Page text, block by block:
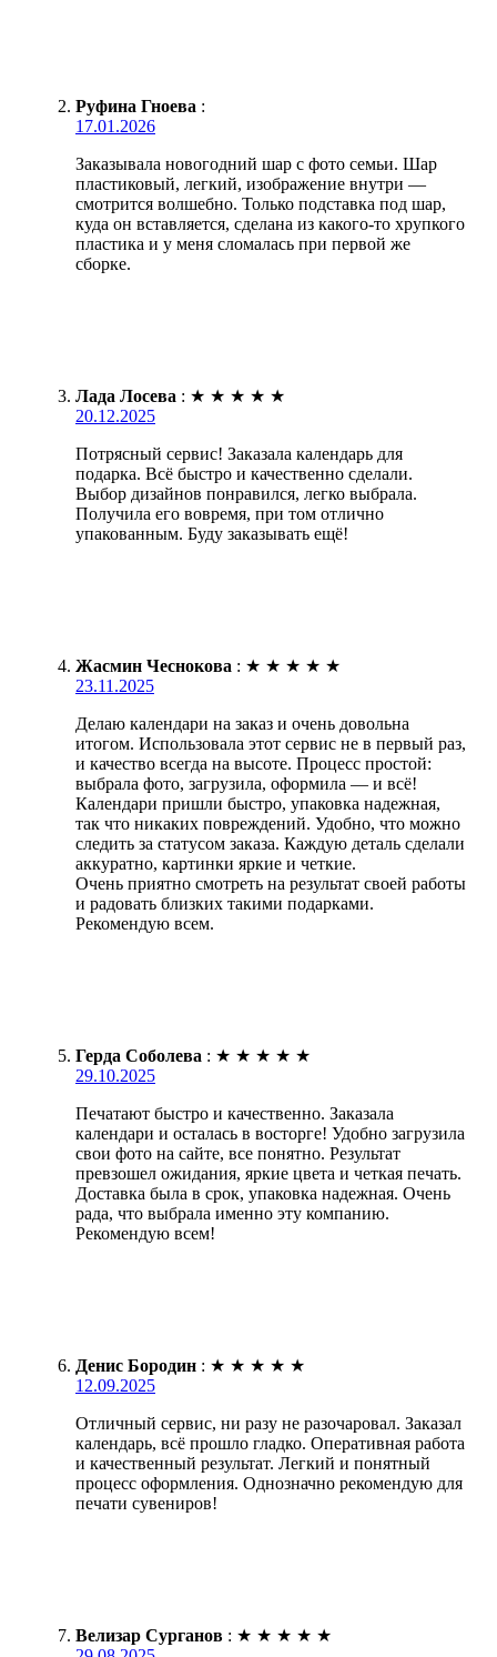
Руфина Гноева :
17.01.2026
Заказывала новогодний шар с фото семьи. Шар
пластиковый, легкий, изображение внутри —
смотрится волшебно. Только подставка под шар,
куда он вставляется, сделана из какого-то хрупкого
пластика и у меня сломалась при первой же
сборке.
Лада Лосева : ★ ★ ★ ★ ★
20.12.2025
Потрясный сервис! Заказала календарь для
подарка. Всё быстро и качественно сделали.
Выбор дизайнов понравился, легко выбрала.
Получила его вовремя, при том отлично
упакованным. Буду заказывать ещё!
Жасмин Чеснокова : ★ ★ ★ ★ ★
23.11.2025
Делаю календари на заказ и очень довольна
итогом. Использовала этот сервис не в первый раз,
и качество всегда на высоте. Процесс простой:
выбрала фото, загрузила, оформила — и всё!
Календари пришли быстро, упаковка надежная,
так что никаких повреждений. Удобно, что можно
следить за статусом заказа. Каждую деталь сделали
аккуратно, картинки яркие и четкие.
Очень приятно смотреть на результат своей работы
и радовать близких такими подарками.
Рекомендую всем.
Герда Соболева : ★ ★ ★ ★ ★
29.10.2025
Печатают быстро и качественно. Заказала
календари и осталась в восторге! Удобно загрузила
свои фото на сайте, все понятно. Результат
превзошел ожидания, яркие цвета и четкая печать.
Доставка была в срок, упаковка надежная. Очень
рада, что выбрала именно эту компанию.
Рекомендую всем!
Денис Бородин : ★ ★ ★ ★ ★
12.09.2025
Отличный сервис, ни разу не разочаровал. Заказал
календарь, всё прошло гладко. Оперативная работа
и качественный результат. Легкий и понятный
процесс оформления. Однозначно рекомендую для
печати сувениров!
Велизар Сурганов : ★ ★ ★ ★ ★